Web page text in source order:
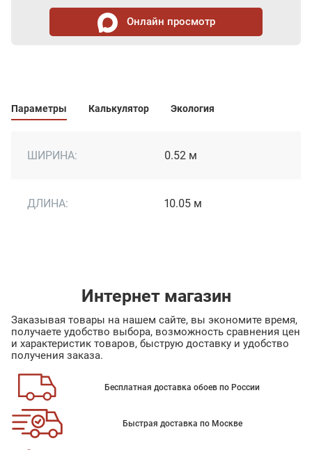
Онлайн просмотр
Параметры Калькулятор Экология
ШИРИНА: 0.52 м
ДЛИНА: 10.05 м
Интернет магазин
Заказывая товары на нашем сайте, вы экономите время,
получаете удобство выбора, возможность сравнения цен
и характеристик товаров, быструю доставку и удобство
получения заказа.
Бесплатная доставка обоев по России
Быстрая доставка по Москве